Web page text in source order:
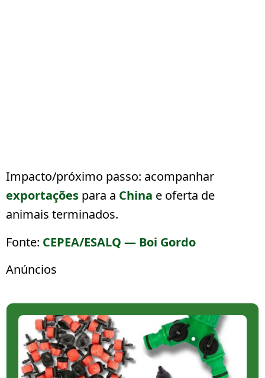
Impacto/próximo passo: acompanhar
exportações para a China e oferta de
animais terminados.
Fonte: CEPEA/ESALQ — Boi Gordo
Anúncios